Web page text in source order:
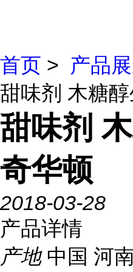
首页 > 产品
甜味剂 木糖
甜味剂
奇华顿
2018-03-28
产品详情
产地 中国 河